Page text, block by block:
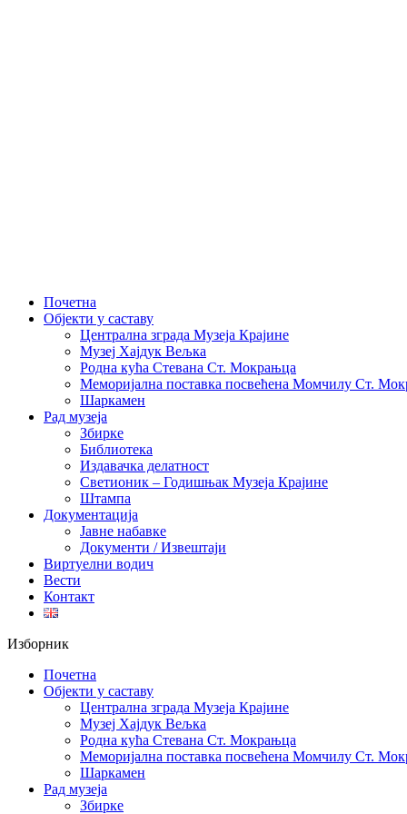
Почетна
Објекти у саставу
Централна зграда Музеја Крајине
Музеј Хајдук Вељка
Родна кућа Стевана Ст. Мокрањца
Меморијална поставка посвећена Момчилу Ст.
Шаркамен
Рад музеја
Збирке
Библиотека
Издавачка делатност
Светионик – Годишњак Музеја Крајине
Штампа
Документација
Јавне набавке
Документи / Извештаји
Виртуелни водич
Вести
Контакт
Изборник
Почетна
Објекти у саставу
Централна зграда Музеја Крајине
Музеј Хајдук Вељка
Родна кућа Стевана Ст. Мокрањца
Меморијална поставка посвећена Момчилу Ст.
Шаркамен
Рад музеја
Збирке